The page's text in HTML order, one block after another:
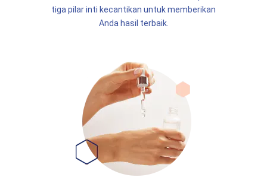
tiga pilar inti kecantikan untuk memberikan
Anda hasil terbaik.